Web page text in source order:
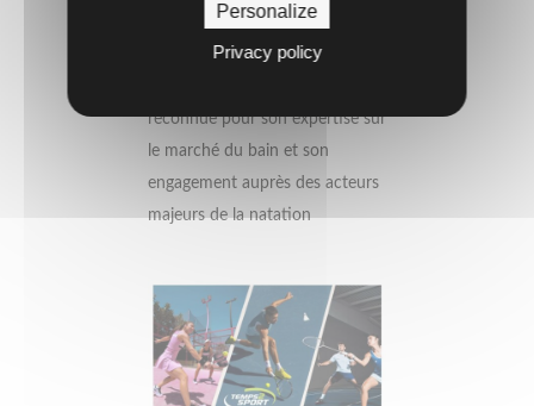
ARENA 2026
reconnue pour son expertise sur
le marché du bain et son
engagement auprès des acteurs
majeurs de la natation
Personalize
Privacy policy